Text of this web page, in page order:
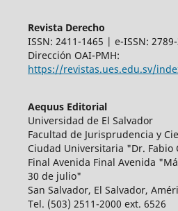
Revista Derecho
ISSN: 2411-1465 | e-ISSN:
Dirección OAI-PMH:
https://revistas.ues.edu.sv/
Aequus Editorial
Universidad de El Salvador
Facultad de Jurisprudencia y
Ciudad Universitaria "Dr. Fabio
Final Avenida Final Avenida
30 de julio"
San Salvador, El Salvador,
Tel. (503) 2511-2000 ext. 6526